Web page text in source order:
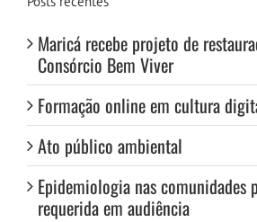
Maricá recebe projeto de
Consórcio Bem Viver
Formação online em cultura
Ato público ambiental
Epidemiologia nas comunidades
requerida em audiência